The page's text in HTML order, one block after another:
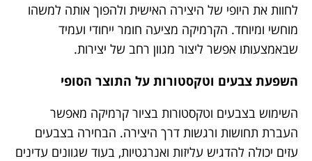
לחוות את היופי של היצירה האישית ולהפוך אותה למשהו
מוחשי ומיוחד. הקרמיקה מציעה חומר ייחודי ועמיד
שבאמצעותו אפשר ליצור מגוון רחב של יצירות.
השפעת צבעים וטקסטורות על התוצר הסופי
השימוש בצבעים וטקסטורות בציור קרמיקה מאפשר
העברת תחושות ורגשות דרך היצירה. הבחירה בצבעים
עזים יכולה להדגיש עליזות ואנרגטיות, בעוד שגוונים עדינים